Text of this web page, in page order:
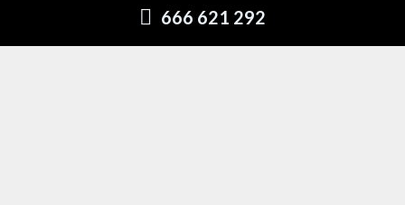
666 621 292